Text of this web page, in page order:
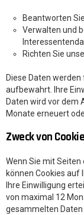
Beantworten
Verwalten und
Richten Sie
Diese Daten
aufbewahrt. Ihre
Daten wird vor dem
Monate erneuert
Zweck von
Wenn Sie mit
können Cookies auf
Ihre Einwilligung
von maximal 12
gesammelten